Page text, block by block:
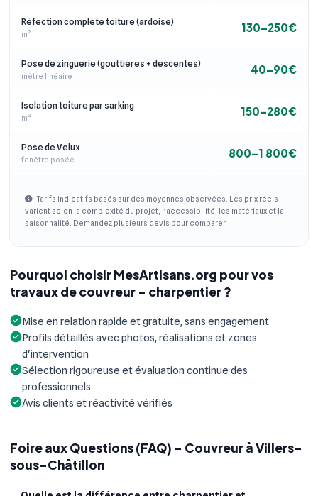
Réfection complète toiture (ardoise)
m² 130–250€
Pose de zinguerie (gouttières + descentes)
mètre linéaire 40–90€
Isolation toiture par sarking
m² 150–280€
Pose de Velux
fenêtre posée 800–1 800€
Tarifs indicatifs basés sur des moyennes observées. Les prix réels
varient selon la complexité du projet, l'accessibilité, les matériaux et la
saisonnalité. Demandez plusieurs devis pour comparer.
Pourquoi choisir MesArtisans.org pour vos
travaux de couvreur - charpentier ?
Mise en relation rapide et gratuite, sans engagement
Profils détaillés avec photos, réalisations et zones
d'intervention
Sélection rigoureuse et évaluation continue des
professionnels
Avis clients et réactivité vérifiés
Foire aux Questions (FAQ) - Couvreur à Villers-
sous-Châtillon